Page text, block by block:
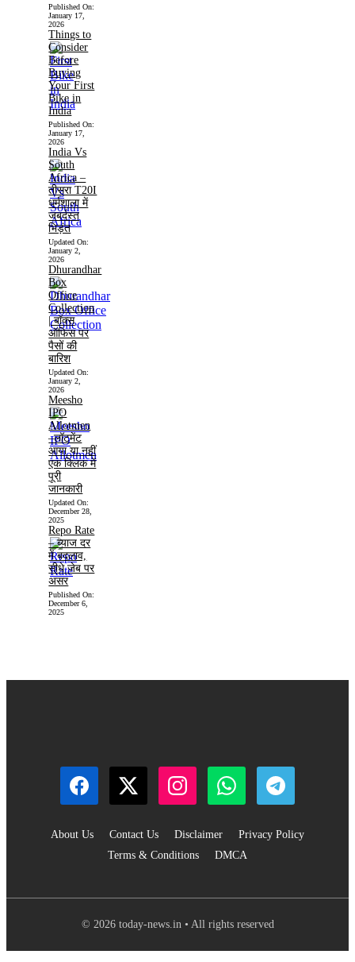
Published On:
January 17,
2026
Things to
Consider
Before
Buying
Your First
Bike in
India
Published On:
January 17,
2026
India Vs
South
Africa –
तीसरा T20I
धर्मशाला में
जबर्दस्त
भिड़ंत
Updated On:
January 2,
2026
Dhurandhar
Box
Office
Collection
| बॉक्स
ऑफिस पर
पैसों की
बारिश
Updated On:
January 2,
2026
Meesho
IPO
Allotmen
–लॉटमेंट
आया या नहीं
एक क्लिक में
पूरी
जानकारी
Updated On:
December 28,
2025
Repo Rate
– ब्याज दर
में बदलाव,
सीधे जेब पर
असर
Published On:
December 6,
2025
About Us Contact Us Disclaimer
Privacy Policy
Terms & Conditions
DMCA
© 2026 today-news.in • All rights reserved